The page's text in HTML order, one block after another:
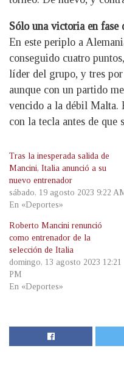
Sólo una victoria en fase
En este periplo a
conseguido cuatro
líder del grupo, y tres por
aunque con un partido
vencido a la débil Malta.
con la tecla antes de que
Tras la inesperada salida de
Mancini, Italia anunció a su
nuevo entrenador
sábado, 19 agosto 2023 9:22
En «Deportes»
Roberto Mancini renunció
como entrenador de la
selección de Italia
domingo, 13 agosto 2023 12:21
PM
En «Deportes»